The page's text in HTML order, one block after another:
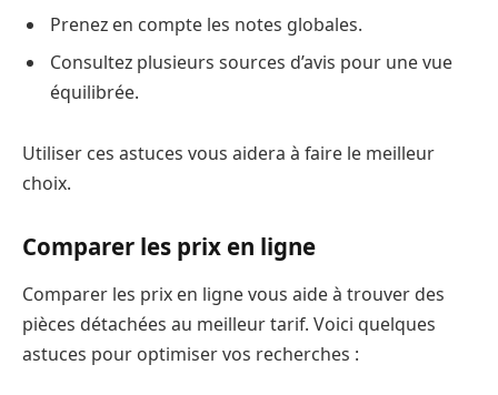
Prenez en compte les notes globales.
Consultez plusieurs sources d’avis pour une vue
équilibrée.
Utiliser ces astuces vous aidera à faire le meilleur
choix.
Comparer les prix en ligne
Comparer les prix en ligne vous aide à trouver des
pièces détachées au meilleur tarif. Voici quelques
astuces pour optimiser vos recherches :